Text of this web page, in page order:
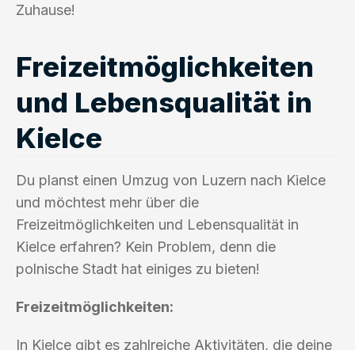
Zuhause!
Freizeitmöglichkeiten
und Lebensqualität in
Kielce
Du planst einen Umzug von Luzern nach Kielce
und möchtest mehr über die
Freizeitmöglichkeiten und Lebensqualität in
Kielce erfahren? Kein Problem, denn die
polnische Stadt hat einiges zu bieten!
Freizeitmöglichkeiten:
In Kielce gibt es zahlreiche Aktivitäten, die deine